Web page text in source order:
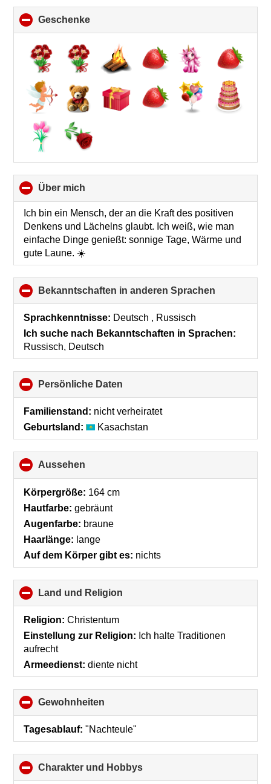
Geschenke
to
collapse
contents
Über mich
to
collapse
contents
Ich bin ein Mensch, der an die Kraft des positiven
Denkens und Lächelns glaubt. Ich weiß, wie man
einfache Dinge genießt: sonnige Tage, Wärme und
gute Laune. ☀️
Bekanntschaften in anderen Sprachen
to
Sprachkenntnisse: Deutsch , Russisch
Ich suche nach Bekanntschaften in Sprachen:
Russisch, Deutsch
Persönliche Daten
to
collapse
Familienstand: nicht verheiratet
Geburtsland:
Kasachstan
Aussehen
to
collapse
Körpergröße: 164 cm
Hautfarbe: gebräunt
Augenfarbe: braune
Haarlänge: lange
Auf dem Körper gibt es: nichts
Land und Religion
to
Religion: Christentum
Einstellung zur Religion: Ich halte Traditionen
aufrecht
Armeedienst: diente nicht
Gewohnheiten
to
collapse
Tagesablauf: "Nachteule"
Charakter und Hobbys
to